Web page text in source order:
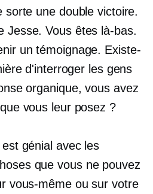
sorte une double victoire.
Jesse. Vous êtes là-bas.
un témoignage. Existe-
d'interroger les gens
organique, vous avez
vous leur posez ?
est génial avec les
que vous ne pouvez
vous-même ou sur votre